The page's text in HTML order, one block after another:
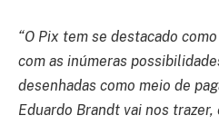
“O Pix tem se destacado
com as inúmeras
desenhadas como meio de
Eduardo Brandt vai nos